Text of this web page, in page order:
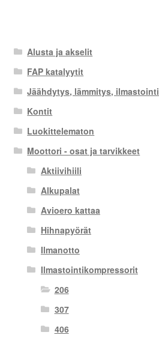
Alusta ja akselit
FAP katalyytit
Jäähdytys, lämmitys, ilmastointi
Kontit
Luokittelematon
Moottori - osat ja tarvikkeet
Aktiivihiili
Alkupalat
Avioero kattaa
Hihnapyörät
Ilmanotto
Ilmastointikompressorit
206
307
406